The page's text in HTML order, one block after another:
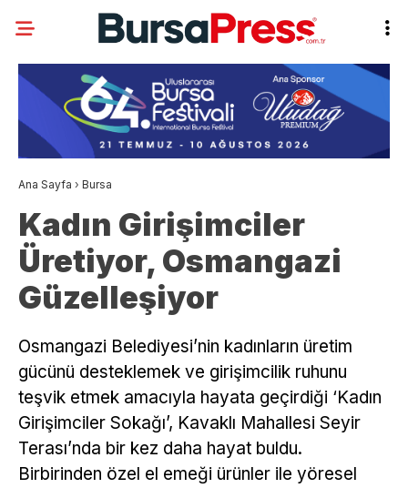
Ana Sayfa › Bursa
Kadın Girişimciler
Üretiyor, Osmangazi
Güzelleşiyor
Osmangazi Belediyesi’nin kadınların üretim
gücünü desteklemek ve girişimcilik ruhunu
teşvik etmek amacıyla hayata geçirdiği ‘Kadın
Girişimciler Sokağı’, Kavaklı Mahallesi Seyir
Terası’nda bir kez daha hayat buldu.
Birbirinden özel el emeği ürünler ile yöresel